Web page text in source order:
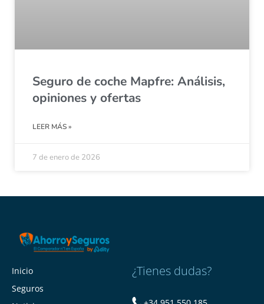
Seguro de coche Mapfre: Análisis,
opiniones y ofertas
LEER MÁS »
7 de enero de 2026
Inicio
Seguros
¿Tienes dudas?